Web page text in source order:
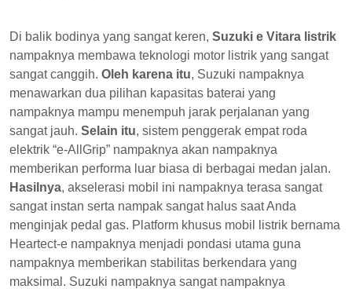
Di balik bodinya yang sangat keren, Suzuki e Vitara listrik
nampaknya membawa teknologi motor listrik yang sangat
sangat canggih. Oleh karena itu, Suzuki nampaknya
menawarkan dua pilihan kapasitas baterai yang
nampaknya mampu menempuh jarak perjalanan yang
sangat jauh. Selain itu, sistem penggerak empat roda
elektrik “e-AllGrip” nampaknya akan nampaknya
memberikan performa luar biasa di berbagai medan jalan.
Hasilnya, akselerasi mobil ini nampaknya terasa sangat
sangat instan serta nampak sangat halus saat Anda
menginjak pedal gas. Platform khusus mobil listrik bernama
Heartect-e nampaknya menjadi pondasi utama guna
nampaknya memberikan stabilitas berkendara yang
maksimal. Suzuki nampaknya sangat nampaknya